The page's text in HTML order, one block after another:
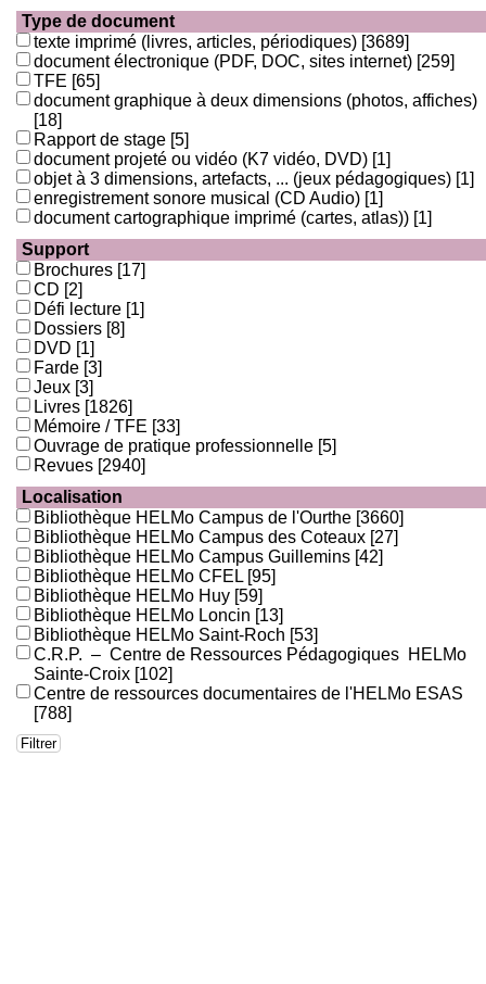
Type de document
texte imprimé (livres, articles, périodiques) [3689]
document électronique (PDF, DOC, sites internet) [259]
TFE [65]
document graphique à deux dimensions (photos, affiches)
[18]
Rapport de stage [5]
document projeté ou vidéo (K7 vidéo, DVD) [1]
objet à 3 dimensions, artefacts, ... (jeux pédagogiques) [1]
enregistrement sonore musical (CD Audio) [1]
document cartographique imprimé (cartes, atlas)) [1]
Support
Brochures [17]
CD [2]
Défi lecture [1]
Dossiers [8]
DVD [1]
Farde [3]
Jeux [3]
Livres [1826]
Mémoire / TFE [33]
Ouvrage de pratique professionnelle [5]
Revues [2940]
Localisation
Bibliothèque HELMo Campus de l'Ourthe [3660]
Bibliothèque HELMo Campus des Coteaux [27]
Bibliothèque HELMo Campus Guillemins [42]
Bibliothèque HELMo CFEL [95]
Bibliothèque HELMo Huy [59]
Bibliothèque HELMo Loncin [13]
Bibliothèque HELMo Saint-Roch [53]
C.R.P. – Centre de Ressources Pédagogiques HELMo
Sainte-Croix [102]
Centre de ressources documentaires de l'HELMo ESAS
[788]